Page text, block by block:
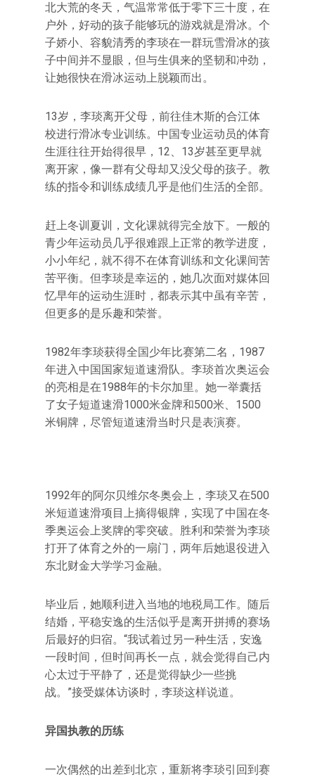
北大荒的冬天，气温常常低于零下三十度，在
户外，好动的孩子能够玩的游戏就是滑冰。个
子娇小、容貌清秀的李琰在一群玩雪滑冰的孩
子中间并不显眼，但与生俱来的坚韧和冲劲，
让她很快在滑冰运动上脱颖而出。
13岁，李琰离开父母，前往佳木斯的合江体
校进行滑冰专业训练。中国专业运动员的体育
生涯往往开始得很早，12、13岁甚至更早就
离开家，像一群有父母却又没父母的孩子。教
练的指令和训练成绩几乎是他们生活的全部。
赶上冬训夏训，文化课就得完全放下。一般的
青少年运动员几乎很难跟上正常的教学进度，
小小年纪，就不得不在体育训练和文化课间苦
苦平衡。但李琰是幸运的，她几次面对媒体回
忆早年的运动生涯时，都表示其中虽有辛苦，
但更多的是乐趣和荣誉。
1982年李琰获得全国少年比赛第二名，1987
年进入中国国家短道速滑队。李琰首次奥运会
的亮相是在1988年的卡尔加里。她一举囊括
了女子短道速滑1000米金牌和500米、1500
米铜牌，尽管短道速滑当时只是表演赛。
1992年的阿尔贝维尔冬奥会上，李琰又在500
米短道速滑项目上摘得银牌，实现了中国在冬
季奥运会上奖牌的零突破。胜利和荣誉为李琰
打开了体育之外的一扇门，两年后她退役进入
东北财金大学学习金融。
毕业后，她顺利进入当地的地税局工作。随后
结婚，平稳安逸的生活似乎是离开拼搏的赛场
后最好的归宿。“我试着过另一种生活，安逸
一段时间，但时间再长一点，就会觉得自己内
心太过于平静了，还是觉得缺少一些挑
战。”接受媒体访谈时，李琰这样说道。
异国执教的历练
一次偶然的出差到北京，重新将李琰引回到赛